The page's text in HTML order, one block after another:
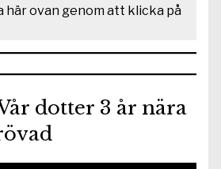
här ovan genom att klicka på
dotter 3 år nära